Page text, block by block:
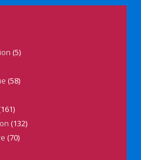
(5)
(58)
(132)
(70)